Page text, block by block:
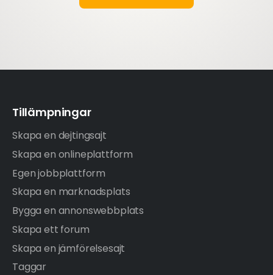
Tillämpningar
Skapa en dejtingsajt
Skapa en onlineplattform
Egen jobbplattform
Skapa en marknadsplats
Bygga en annonswebbplats
Skapa ett forum
Skapa en jämförelsesajt
Taggar